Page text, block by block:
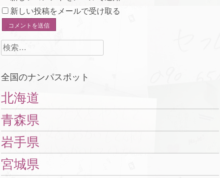
新しい投稿をメールで受け取る
検
全国のナンパスポット
北海道
青森県
岩手県
宮城県